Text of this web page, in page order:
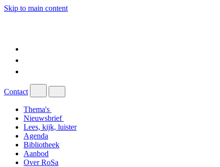
Skip to main content
Contact
Thema's
Nieuwsbrief
Lees, kijk, luister
Agenda
Bibliotheek
Aanbod
Over RoSa